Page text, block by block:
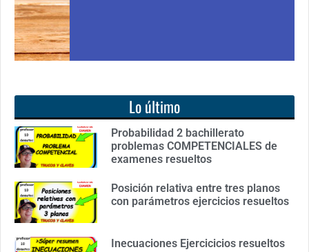
Lo último
Probabilidad 2 bachillerato
problemas COMPETENCIALES de
examenes resueltos
Posición relativa entre tres planos
con parámetros ejercicios resueltos
Inecuaciones Ejercicicios resueltos